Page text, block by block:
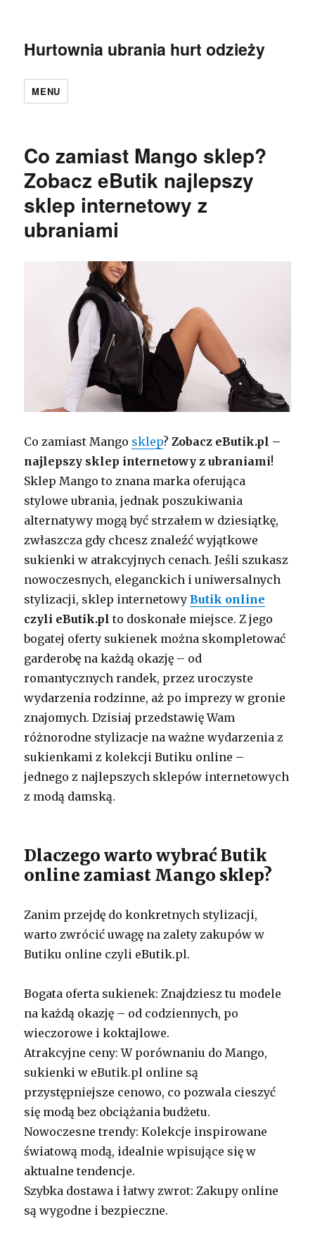
Hurtownia ubrania hurt odzieży
MENU
Co zamiast Mango sklep?
Zobacz eButik najlepszy
sklep internetowy z
ubraniami
Co zamiast Mango sklep?Zobacz eButik.pl –
najlepszy sklep internetowy z ubraniami!
Sklep Mango to znana marka oferująca
stylowe ubrania, jednak poszukiwania
alternatywy mogą być strzałem w dziesiątkę,
zwłaszcza gdy chcesz znaleźć wyjątkowe
sukienki w atrakcyjnych cenach. Jeśli szukasz
nowoczesnych, eleganckich i uniwersalnych
stylizacji, sklep internetowyButik online
czyli eButik.pl to doskonałe miejsce. Z jego
bogatej oferty sukienek można skompletować
garderobę na każdą okazję – od
romantycznych randek, przez uroczyste
wydarzenia rodzinne, aż po imprezy w gronie
znajomych. Dzisiaj przedstawię Wam
różnorodne stylizacje na ważne wydarzenia z
sukienkami z kolekcji Butiku online –
jednego z najlepszych sklepów internetowych
z modą damską.
Dlaczego warto wybrać Butik
online zamiast Mango sklep?
Zanim przejdę do konkretnych stylizacji,
warto zwrócić uwagę na zalety zakupów w
Butiku online czyli eButik.pl.
Bogata oferta sukienek: Znajdziesz tu modele
na każdą okazję – od codziennych, po
wieczorowe i koktajlowe.
Atrakcyjne ceny: W porównaniu do Mango,
sukienki w eButik.pl online są
przystępniejsze cenowo, co pozwala cieszyć
się modą bez obciążania budżetu.
Nowoczesne trendy: Kolekcje inspirowane
światową modą, idealnie wpisujące się w
aktualne tendencje.
Szybka dostawa i łatwy zwrot: Zakupy online
są wygodne i bezpieczne.